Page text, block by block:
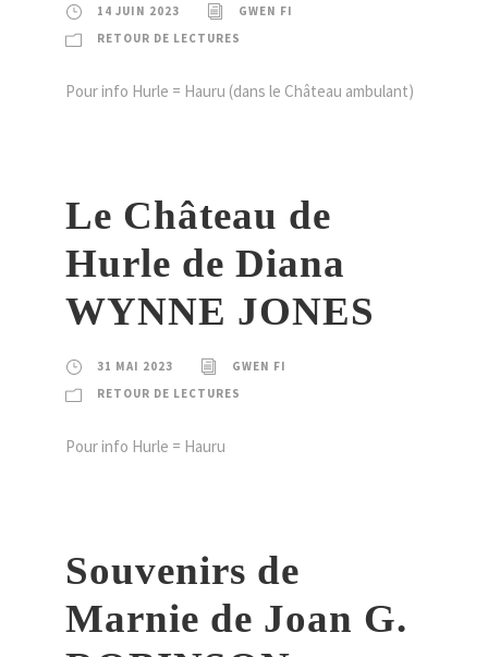
14 JUIN 2023
GWEN FI
RETOUR DE LECTURES
Pour info Hurle = Hauru (dans le Château ambulant)
Le Château de
Hurle de Diana
WYNNE JONES
31 MAI 2023
GWEN FI
RETOUR DE LECTURES
Pour info Hurle = Hauru
Souvenirs de
Marnie de Joan G.